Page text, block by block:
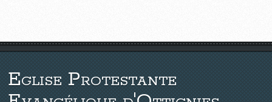
Eglise Protestante